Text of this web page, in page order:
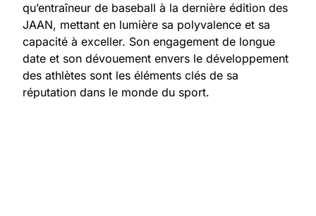
qu’entraîneur de baseball à la dernière édition des
JAAN, mettant en lumière sa polyvalence et sa
capacité à exceller. Son engagement de longue
date et son dévouement envers le développement
des athlètes sont les éléments clés de sa
réputation dans le monde du sport.